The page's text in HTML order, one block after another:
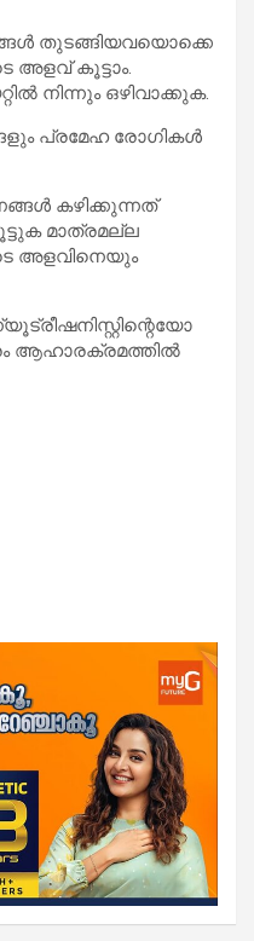
തുടങ്ങിയവയൊക്കെ
കൂട്ടാം.
നിന്നും ഒഴിവാക്കുക.
പ്രമേഹ രോഗികള്‍
കഴിക്കുന്നത്
മാത്രമല്ല
അളവിനെയും
ആഹാരക്രമത്തില്‍